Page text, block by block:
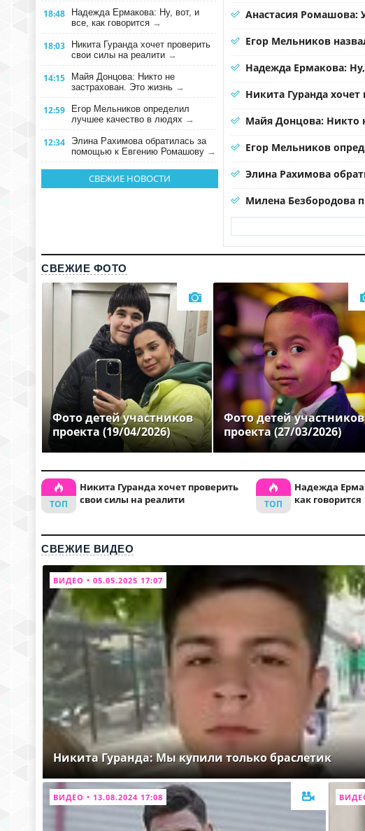
18:48
Надежда Ермакова: Ну, вот, и
все, как говорится →
18:03
Никита Гуранда хочет проверить
свои силы на реалити →
14:15
Майя Донцова: Никто не
застрахован. Это жизнь →
12:59
Егор Мельников определил
лучшее качество в людях →
12:34
Элина Рахимова обратилась за
помощью к Евгению Ромашову →
СВЕЖИЕ НОВОСТИ
Анастасия Ромашова:
Егор Мельников
Надежда Ермакова:
Никита Гуранда
Майя Донцова: Никто
Егор Мельников
Элина Рахимова
Милена Безбородова
СВЕЖИЕ ФОТО
Фото детей участников
проекта (19/04/2026)
Фото детей участников
проекта (27/03/2026)
Никита Гуранда хочет проверить
свои силы на реалити
Надежда
как говорится
СВЕЖИЕ ВИДЕО
ВИДЕО • 05.05.2025 17:07
Никита Гуранда: Мы купили только браслетик
ВИДЕО • 13.08.2024 17:08